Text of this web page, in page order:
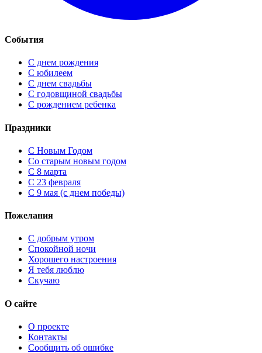
События
С днем рождения
С юбилеем
С днем свадьбы
С годовщиной свадьбы
С рождением ребенка
Праздники
C Новым Годом
Cо старым новым годом
С 8 марта
С 23 февраля
С 9 мая (с днем победы)
Пожелания
С добрым утром
Спокойной ночи
Хорошего настроения
Я тебя люблю
Скучаю
О сайте
О проекте
Контакты
Сообщить об ошибке